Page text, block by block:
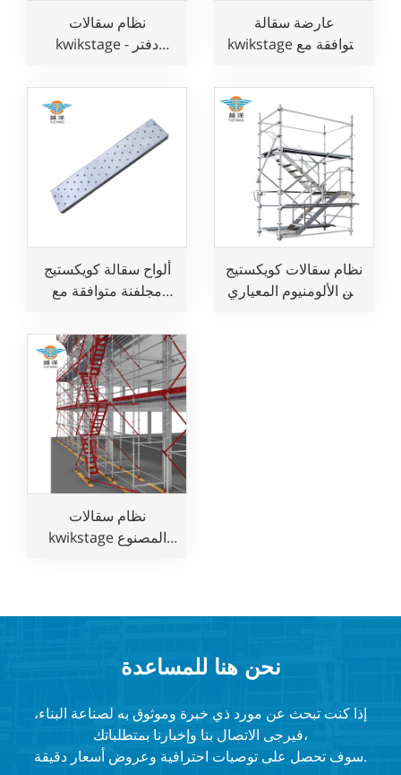
نظام سقالات
kwikstage - دفتر
عارضة سقالة
kwikstage متوافقة مع
البناء
ألواح سقالة كويكستيج
مجلفنة متوافقة مع
البناء
نظام سقالات كويكستيج
من الألومنيوم المعياري
نظام سقالات
kwikstage المصنوع
الأسترالية لأعمال البناء
نحن هنا للمساعدة
إذا كنت تبحث عن مورد ذي خبرة وموثوق به لصناعة البناء،
فيرجى الاتصال بنا وإخبارنا بمتطلباتك،
سوف تحصل على توصيات احترافية وعروض أسعار دقيقة.